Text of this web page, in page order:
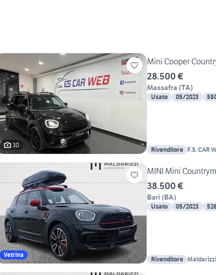
30
Mini Cooper
28.500 €
Massafra (TA)
Usato 05/2023
Rivenditore F.S. CAR
Vetrina
MINI Mini
38.500 €
Bari (BA)
Usato 05/2023
Rivenditore